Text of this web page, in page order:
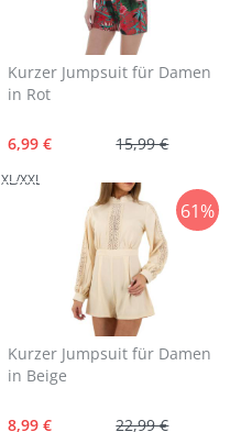
Kurzer Jumpsuit für Damen
in Rot
15,99 €
6,99 €
XL/XXL
61%
Kurzer Jumpsuit für Damen
in Beige
22,99 €
8,99 €